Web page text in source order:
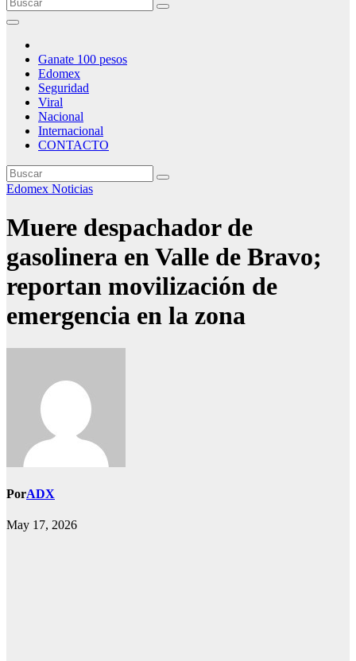
Ganate 100 pesos
Edomex
Seguridad
Viral
Nacional
Internacional
CONTACTO
Edomex Noticias
Muere despachador de
gasolinera en Valle de Bravo;
reportan movilización de
emergencia en la zona
PorADX
May 17, 2026